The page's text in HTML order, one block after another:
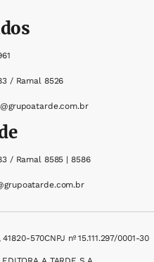
/ Ramal 8526
/ Ramal 8585 | 8586
570CNPJ nº 15.111.297/0001-30